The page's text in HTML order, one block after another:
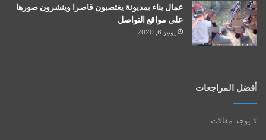
عمال بناء بمديونة يغتصبون قاصرا وينشرون صورها
على مواقع التواصل
يونيو 6, 2020
أفضل المراجعات
لا يوجد مقالات